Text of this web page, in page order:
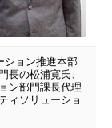
ション推進本部
長の松浦寛氏、
ン部門課長代理
ィソリューショ